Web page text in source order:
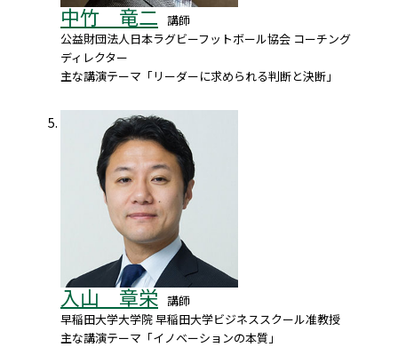
中竹 竜二 講師
公益財団法人日本ラグビーフットボール協会 コーチング
ディレクター
主な講演テーマ「リーダーに求められる判断と決断」
入山 章栄 講師
早稲田大学大学院 早稲田大学ビジネススクール准教授
主な講演テーマ「イノベーションの本質」